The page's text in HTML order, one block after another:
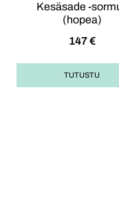
Kesäsade -
(hopea)
147€
TUTUSTU